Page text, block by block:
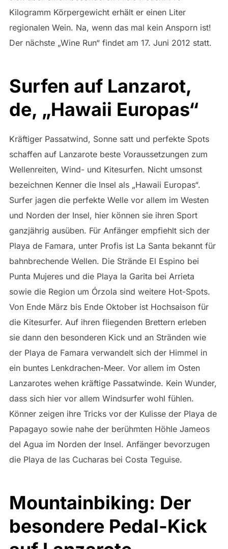
Kilogramm Körpergewicht erhält er einen Liter
regionalen Wein. Na, wenn das mal kein Ansporn ist!
Der nächste „Wine Run“ findet am 17. Juni 2012 statt.
Surfen auf Lanzarot,
de, „Hawaii Europas“
Kräftiger Passatwind, Sonne satt und perfekte Spots
schaffen auf Lanzarote beste Voraussetzungen zum
Wellenreiten, Wind- und Kitesurfen. Nicht umsonst
bezeichnen Kenner die Insel als „Hawaii Europas“.
Surfer jagen die perfekte Welle vor allem im Westen
und Norden der Insel, hier können sie ihren Sport
ganzjährig ausüben. Für Anfänger empfiehlt sich der
Playa de Famara, unter Profis ist La Santa bekannt für
bahnbrechende Wellen. Die Strände El Espino bei
Punta Mujeres und die Playa la Garita bei Arrieta
sowie die Region um Órzola sind weitere Hot-Spots.
Von Ende März bis Ende Oktober ist Hochsaison für
die Kitesurfer. Auf ihren fliegenden Brettern erleben
sie dann den besonderen Kick und an Stränden wie
der Playa de Famara verwandelt sich der Himmel in
ein buntes Lenkdrachen-Meer. Vor allem im Osten
Lanzarotes wehen kräftige Passatwinde. Kein Wunder,
dass sich hier vor allem Windsurfer wohl fühlen.
Könner zeigen ihre Tricks vor der Kulisse der Playa de
Papagayo sowie nahe der berühmten Höhle Jameos
del Agua im Norden der Insel. Anfänger bevorzugen
die Playa de las Cucharas bei Costa Teguise.
Mountainbiking: Der
besondere Pedal-Kick